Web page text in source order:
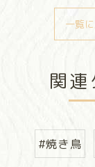
一覧
関連
#焼き鳥